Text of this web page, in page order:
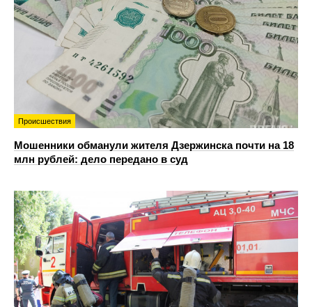
Происшествия
Мошенники обманули жителя Дзержинска почти на 18
млн рублей: дело передано в суд